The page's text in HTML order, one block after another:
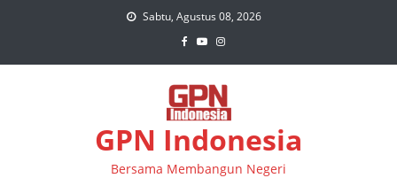
Sabtu, Agustus 08, 2026
GPN Indonesia
Bersama Membangun Negeri